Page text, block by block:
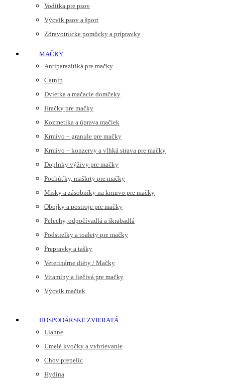
Vodítka pre psov
Výcvik psov a šport
Zdravotnícke pomôcky a prípravky
MAČKY
Antiparazitiká pre mačky
Catnip
Dvierka a mačacie domčeky
Hračky pre mačky
Kozmetika a úprava mačiek
Krmivo – granule pre mačky
Krmivo – konzervy a vlhká strava pre mačky
Doplnky výživy pre mačky
Pochúťky, maškrty pre mačky
Misky a zásobníky na krmivo pre mačky
Obojky a postroje pre mačky
Pelechy, odpočívadlá a škrabadlá
Podstielky a toalety pre mačky
Prepravky a tašky
Veterinárne diéty / Mačky
Vitamíny a liečivá pre mačky
Výcvik mačiek
HOSPODÁRSKE ZVIERATÁ
Liahne
Umelé kvočky a vyhrievanie
Chov prepelíc
Hydina